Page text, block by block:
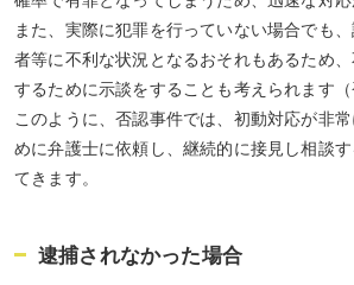
また、実際に犯罪を行っていない場合でも
者等に不利な状況となるおそれもあるため
するために示談をすることも考えられます（
このように、否認事件では、初動対応が非
めに弁護士に依頼し、継続的に接見し相談
てきます。
逮捕されなかった場合